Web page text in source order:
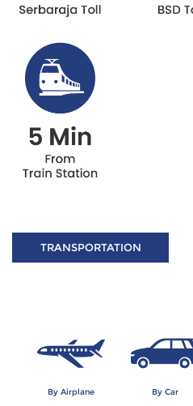
TRANSPORTATION
By Airplane By Car